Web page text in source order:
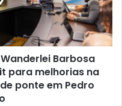
Barbosa
para melhorias na
ponte em Pedro